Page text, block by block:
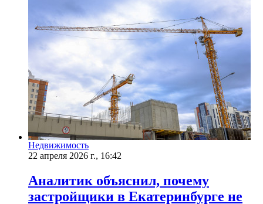
Недвижимость
22 апреля 2026 г., 16:42
Аналитик объяснил, почему
застройщики в Екатеринбурге не